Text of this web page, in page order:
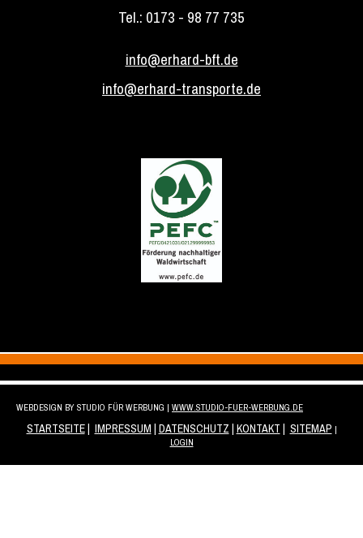
Tel.: 0173 - 98 77 735
info@erhard-bft.de
info@erhard-transporte.de
WEBDESIGN BY STUDIO FÜR WERBUNG | WWW.STUDIO-FUER-WERBUNG.DE
STARTSEITE| IMPRESSUM | DATENSCHUTZ | KONTAKT | SITEMAP |
LOGIN